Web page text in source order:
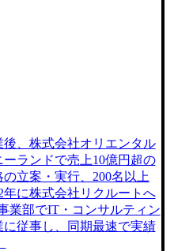
、株式会社オリエンタル
ランドで売上10億円超の
立案・実行、200名以上
に株式会社リクルートへ
業部でIT・コンサルティン
従事し、同期最速で実績